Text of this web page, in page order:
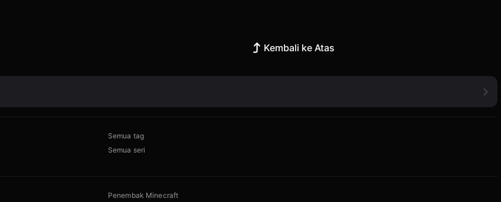
Kembali ke Atas
Semua tag
Semua seri
Penembak Minecraft